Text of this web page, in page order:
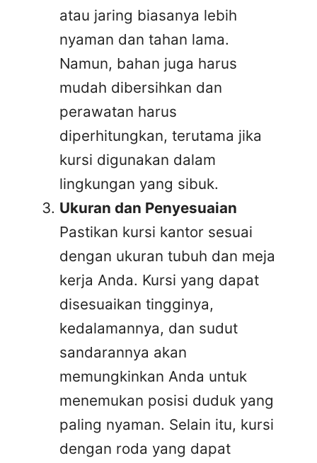
atau jaring biasanya lebih
nyaman dan tahan lama.
Namun, bahan juga harus
mudah dibersihkan dan
perawatan harus
diperhitungkan, terutama jika
kursi digunakan dalam
lingkungan yang sibuk.
Ukuran dan Penyesuaian
Pastikan kursi kantor sesuai
dengan ukuran tubuh dan meja
kerja Anda. Kursi yang dapat
disesuaikan tingginya,
kedalamannya, dan sudut
sandarannya akan
memungkinkan Anda untuk
menemukan posisi duduk yang
paling nyaman. Selain itu, kursi
dengan roda yang dapat